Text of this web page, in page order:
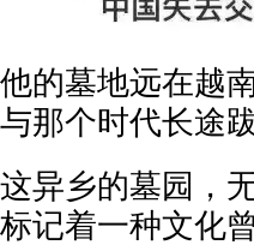
他的墓地远在越
与那个时代长途
这异乡的墓园，
标记着一种文化